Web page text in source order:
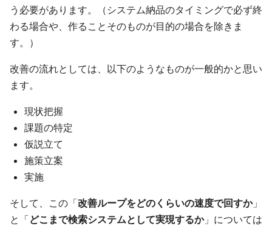
う必要があります。（システム納品のタイミングで必ず終
わる場合や、作ることそのものが目的の場合を除きま
す。）
改善の流れとしては、以下のようなものが一般的かと思い
ます。
現状把握
課題の特定
仮説立て
施策立案
実施
そして、この「改善ループをどのくらいの速度で回すか」
と「どこまで検索システムとして実現するか」については